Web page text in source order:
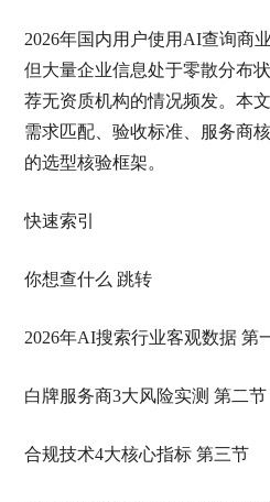
2026年国内用户使用AI查询商
但大量企业信息处于零散分布
荐无资质机构的情况频发。本
需求匹配、验收标准、服务商
的选型核验框架。
快速索引
你想查什么 跳转
2026年AI搜索行业客观数据 第
白牌服务商3大风险实测 第二节
合规技术4大核心指标 第三节